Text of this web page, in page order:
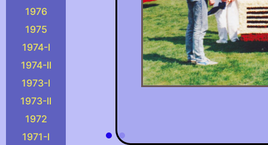
1976
1975
1974-I
1974-II
1973-I
1973-II
1972
1971-I